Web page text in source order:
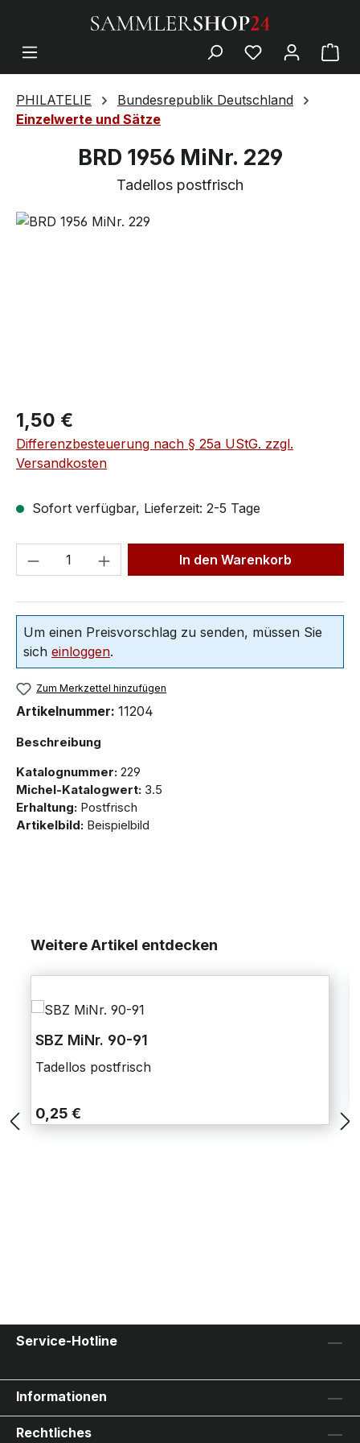
PHILATELIE
Bundesrepublik Deutschland
Einzelwerte und Sätze
BRD 1956 MiNr. 229
Tadellos postfrisch
1,50 €
Differenzbesteuerung nach § 25a UStG. zzgl.
Versandkosten
Sofort verfügbar, Lieferzeit: 2-5 Tage
In den Warenkorb
Um einen Preisvorschlag zu senden, müssen Sie
sich einloggen.
Zum Merkzettel hinzufügen
Artikelnummer: 11204
Beschreibung
Katalognummer: 229
Michel-Katalogwert: 3.5
Erhaltung: Postfrisch
Artikelbild: Beispielbild
Weitere Artikel entdecken
SBZ MiNr. 90-91
Tadellos postfrisch
0,25 €
Service-Hotline
Informationen
Rechtliches